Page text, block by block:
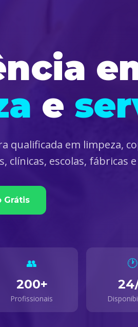
e
qualificada em limpeza,
clínicas, escolas, fábricas
Grátis
👥
200+
Profissionais
🕐